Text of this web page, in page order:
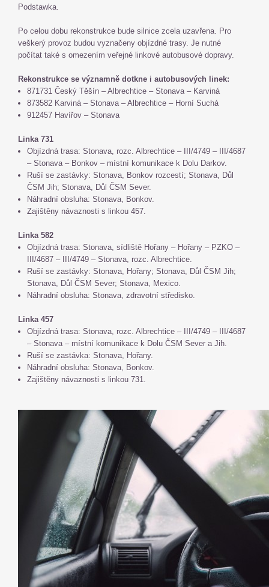
Podstawka.
Po celou dobu rekonstrukce bude silnice zcela uzavřena. Pro
veškerý provoz budou vyznačeny objízdné trasy. Je nutné
počítat také s omezením veřejné linkové autobusové dopravy.
Rekonstrukce se významně dotkne i autobusových linek:
871731 Český Těšín – Albrechtice – Stonava – Karviná
873582 Karviná – Stonava – Albrechtice – Horní Suchá
912457 Havířov – Stonava
Linka 731
Objízdná trasa: Stonava, rozc. Albrechtice – III/4749 – III/4687
– Stonava – Bonkov – místní komunikace k Dolu Darkov.
Ruší se zastávky: Stonava, Bonkov rozcestí; Stonava, Důl
ČSM Jih; Stonava, Důl ČSM Sever.
Náhradní obsluha: Stonava, Bonkov.
Zajištěny návaznosti s linkou 457.
Linka 582
Objízdná trasa: Stonava, sídliště Hořany – Hořany – PZKO –
III/4687 – III/4749 – Stonava, rozc. Albrechtice.
Ruší se zastávky: Stonava, Hořany; Stonava, Důl ČSM Jih;
Stonava, Důl ČSM Sever; Stonava, Mexico.
Náhradní obsluha: Stonava, zdravotní středisko.
Linka 457
Objízdná trasa: Stonava, rozc. Albrechtice – III/4749 – III/4687
– Stonava – místní komunikace k Dolu ČSM Sever a Jih.
Ruší se zastávka: Stonava, Hořany.
Náhradní obsluha: Stonava, Bonkov.
Zajištěny návaznosti s linkou 731.